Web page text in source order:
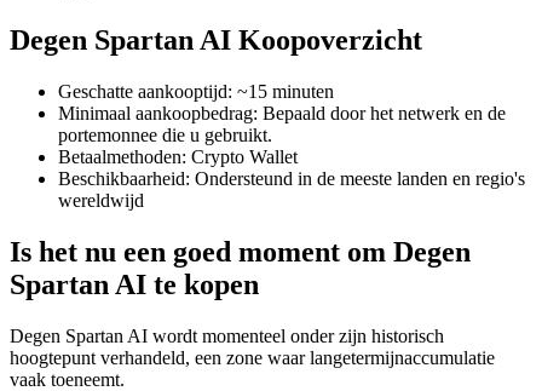
COIN-M-futures
Cryptocurrency-futures
Derivaten voor aandelen, forex, edelmetalen en grondstoffen
Degen Spartan AI Koopoverzicht
Geschatte aankooptijd: ~15 minuten
Minimaal aankoopbedrag: Bepaald door het netwerk en de
portemonnee die u gebruikt.
Betaalmethoden: Crypto Wallet
Beschikbaarheid: Ondersteund in de meeste landen en regio's
wereldwijd
Is het nu een goed moment om Degen
Spartan AI te kopen
Degen Spartan AI wordt momenteel onder zijn historisch
hoogtepunt verhandeld, een zone waar langetermijnaccumulatie
vaak toeneemt.